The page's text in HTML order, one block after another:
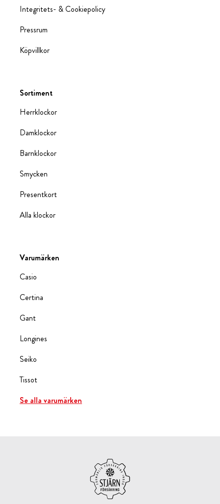
Integritets- & Cookiepolicy
Pressrum
Köpvillkor
Sortiment
Herrklockor
Damklockor
Barnklockor
Smycken
Presentkort
Alla klockor
Varumärken
Casio
Certina
Gant
Longines
Seiko
Tissot
Se alla varumärken